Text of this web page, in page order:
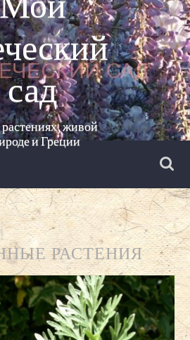
сад
растениях, живой
и Греции
РАСТЕНИЯ